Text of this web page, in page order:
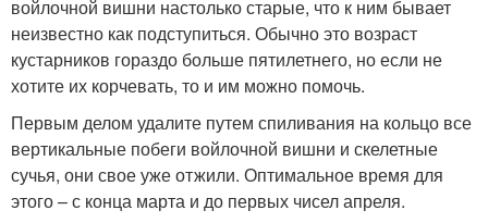
войлочной вишни настолько старые, что к ним бывает
неизвестно как подступиться. Обычно это возраст
кустарников гораздо больше пятилетнего, но если не
хотите их корчевать, то и им можно помочь.
Первым делом удалите путем спиливания на кольцо все
вертикальные побеги войлочной вишни и скелетные
сучья, они свое уже отжили. Оптимальное время для
этого – с конца марта и до первых чисел апреля.